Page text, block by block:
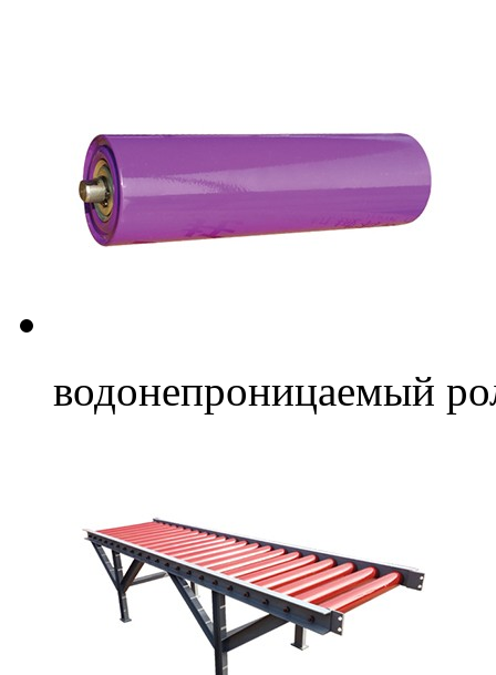
водонепроницаемый